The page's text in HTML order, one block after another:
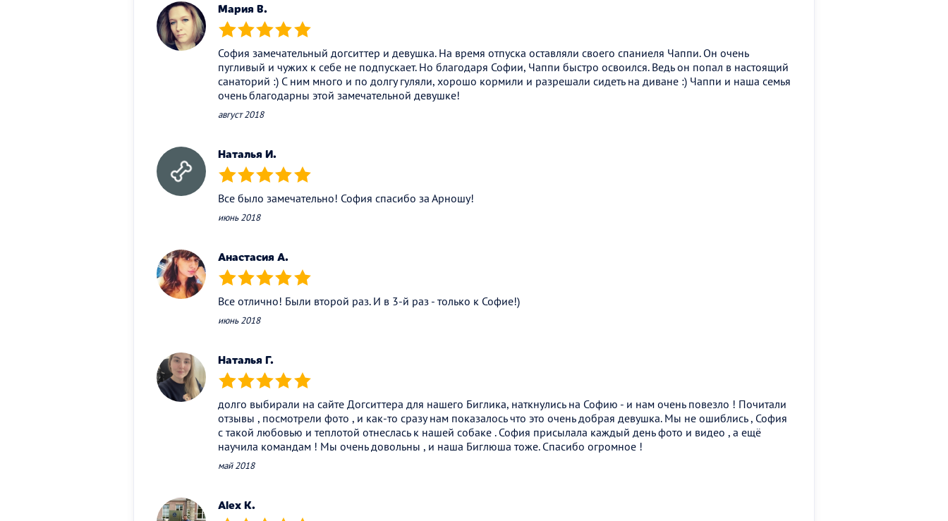
Мария В.
(*) (*) (*) (*) (*)
София замечательный догситтер и девушка. На время отпуска оставляли своего спаниеля Чаппи. Он очень
пугливый и чужих к себе не подпускает. Но благодаря Софии, Чаппи быстро освоился. Ведь он попал в настоящий
санаторий :) С ним много и по долгу гуляли, хорошо кормили и разрешали сидеть на диване :) Чаппи и наша семья
очень благодарны этой замечательной девушке!
август 2018
Наталья И.
(*) (*) (*) (*) (*)
Все было замечательно! София спасибо за Арношу!
июнь 2018
Анастасия А.
(*) (*) (*) (*) (*)
Все отлично! Были второй раз. И в 3-й раз - только к Софие!)
июнь 2018
Наталья Г.
(*) (*) (*) (*) (*)
долго выбирали на сайте Догситтера для нашего Биглика, наткнулись на Софию - и нам очень повезло ! Почитали
отзывы , посмотрели фото , и как-то сразу нам показалось что это очень добрая девушка. Мы не ошиблись , София
с такой любовью и теплотой отнеслась к нашей собаке . София присылала каждый день фото и видео , а ещё
научила командам ! Мы очень довольны , и наша Биглюша тоже. Спасибо огромное !
май 2018
Alex K.